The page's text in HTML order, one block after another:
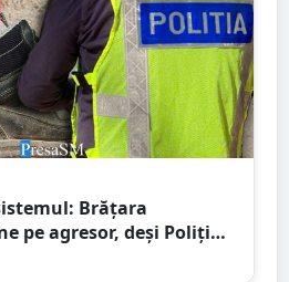
Brățara
pe agresor, deși Poliția